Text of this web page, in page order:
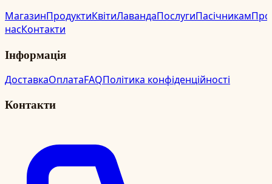
МагазинПродуктиКвітиЛавандаПослугиПасічникамПро
насКонтакти
Інформація
ДоставкаОплатаFAQПолітика конфіденційності
Контакти